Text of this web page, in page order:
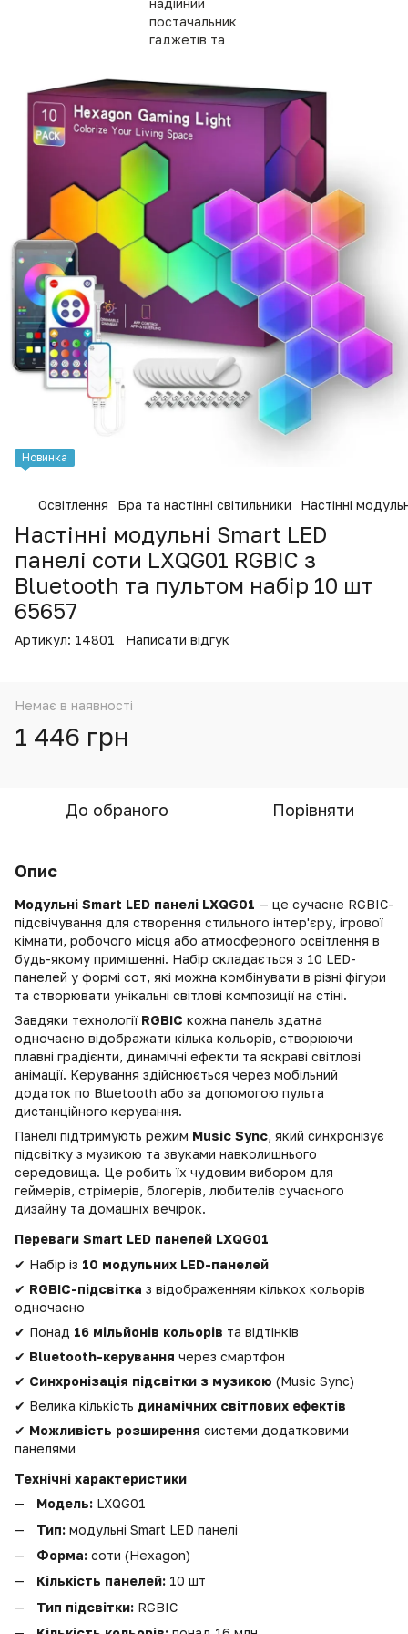
Новинка
Освітлення Бра та настінні світильники Настінні
Настінні модульні Smart LED
панелі соти LXQG01 RGBIC з
Bluetooth та пультом набір 10 шт
65657
Артикул: 14801 Написати відгук
Немає в наявності
1 446 грн
До обраного Порівняти
Опис
Модульні Smart LED панелі LXQG01 — це сучасне RGBIC-
підсвічування для створення стильного інтер'єру, ігрової
кімнати, робочого місця або атмосферного освітлення в
будь-якому приміщенні. Набір складається з 10 LED-
панелей у формі сот, які можна комбінувати в різні фігури
та створювати унікальні світлові композиції на стіні.
Завдяки технології RGBIC кожна панель здатна
одночасно відображати кілька кольорів, створюючи
плавні градієнти, динамічні ефекти та яскраві світлові
анімації. Керування здійснюється через мобільний
додаток по Bluetooth або за допомогою пульта
дистанційного керування.
Панелі підтримують режим Music Sync, який синхронізує
підсвітку з музикою та звуками навколишнього
середовища. Це робить їх чудовим вибором для
геймерів, стрімерів, блогерів, любителів сучасного
дизайну та домашніх вечірок.
Переваги Smart LED панелей LXQG01
✔ Набір із 10 модульних LED-панелей
✔ RGBIC-підсвітка з відображенням кількох кольорів
одночасно
✔ Понад 16 мільйонів кольорів та відтінків
✔ Bluetooth-керування через смартфон
✔ Синхронізація підсвітки з музикою (Music Sync)
✔ Велика кількість динамічних світлових ефектів
✔ Можливість розширення системи додатковими
панелями
Технічні характеристики
Модель: LXQG01
Тип: модульні Smart LED панелі
Форма: соти (Hexagon)
Кількість панелей: 10 шт
Тип підсвітки: RGBIC